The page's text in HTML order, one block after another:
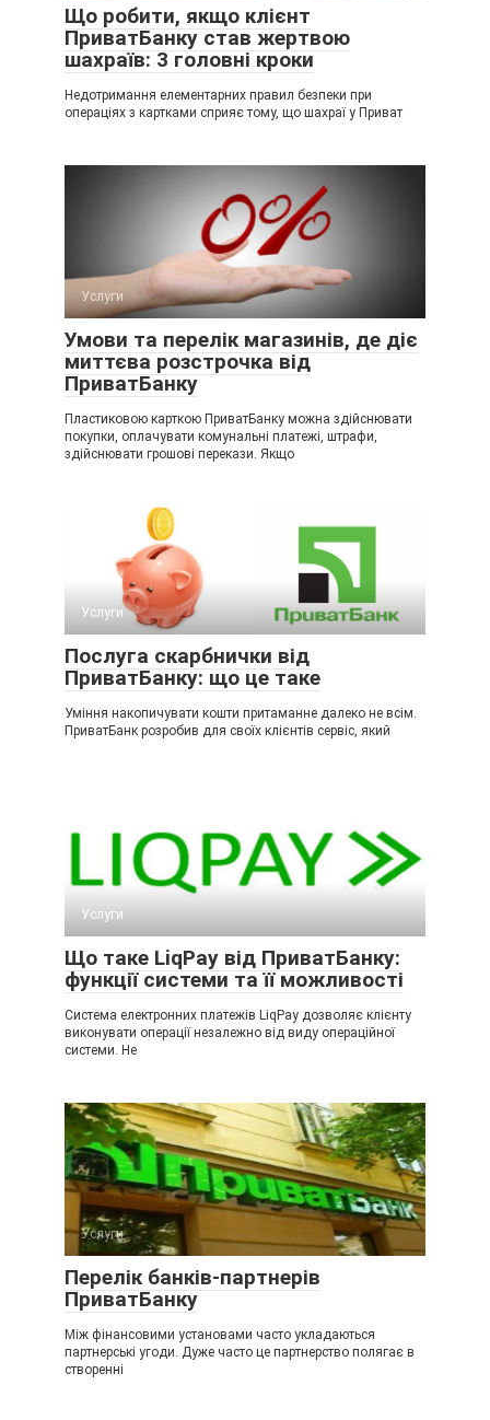
Що робити, якщо клієнт
ПриватБанку став жертвою
шахраїв: 3 головні кроки
Недотримання елементарних правил безпеки при
операціях з картками сприяє тому, що шахраї у Приват
Услуги
Умови та перелік магазинів, де діє
миттєва розстрочка від
ПриватБанку
Пластиковою карткою ПриватБанку можна здійснювати
покупки, оплачувати комунальні платежі, штрафи,
здійснювати грошові перекази. Якщо
Услуги
Послуга скарбнички від
ПриватБанку: що це таке
Уміння накопичувати кошти притаманне далеко не всім.
ПриватБанк розробив для своїх клієнтів сервіс, який
Услуги
Що таке LiqPay від ПриватБанку:
функції системи та її можливості
Система електронних платежів LiqРay дозволяє клієнту
виконувати операції незалежно від виду операційної
системи. Не
Услуги
Перелік банків-партнерів
ПриватБанку
Між фінансовими установами часто укладаються
партнерські угоди. Дуже часто це партнерство полягає в
створенні